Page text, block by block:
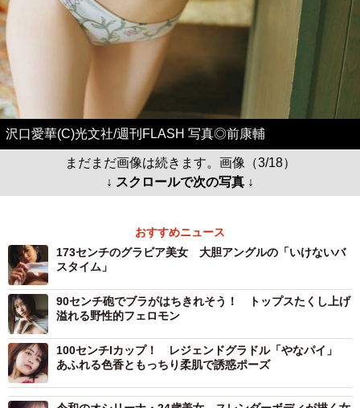
沢口愛華(C)光文社/週刊FLASH 写真◎前康輔
まだまだ画像は続きます。画像（3/18）
↓ スクロールで次の写真 ↓
おすすめニュース
173センチのグラビア美女 大胆アングルの「いけないバ
スタイム」
90センチ砲でブラがはちきれそう！ トップスたくし上げ
溢れる野性的フェロモン
100センチIカップ！ レジェンドグラドル「やなパイ」
あふれる色香ともっちり柔肌で誘惑ポーズ